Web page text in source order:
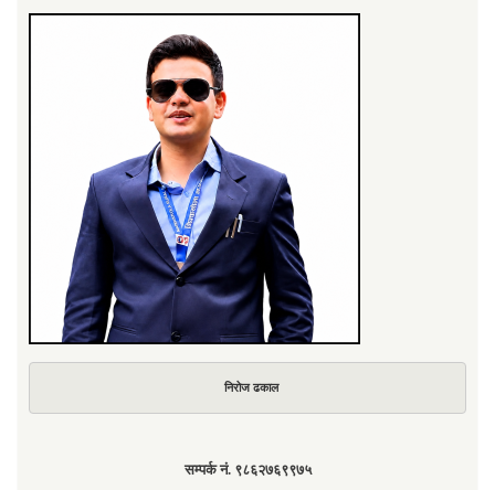
निरोज ढकाल
सम्पर्क नं. ९८६२७६९९७५